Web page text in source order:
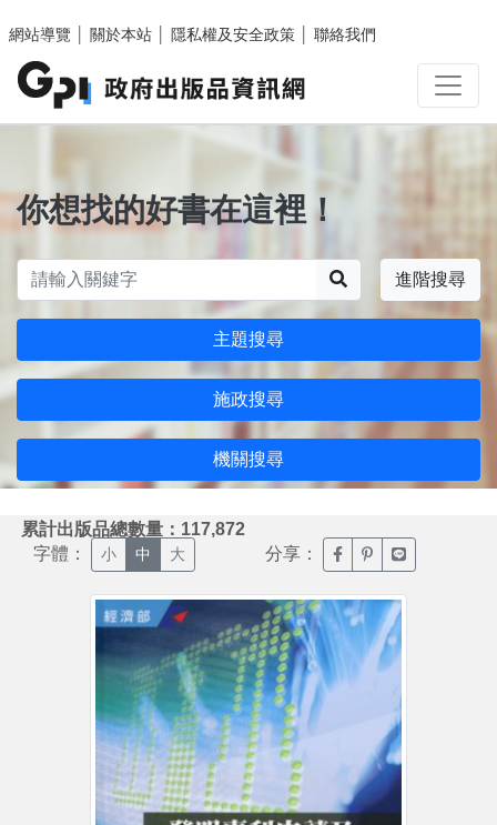
網站導覽
關於本站 隱私權及安全政策 聯絡我們
你想找的好書在這裡！
進階搜尋
主題搜尋
施政搜尋
機關搜尋
累計出版品總數量：117,872
字體： 小 中 大 分享： 臉書分享(另開新視窗)
噗浪分享(另開新
Line分享(另